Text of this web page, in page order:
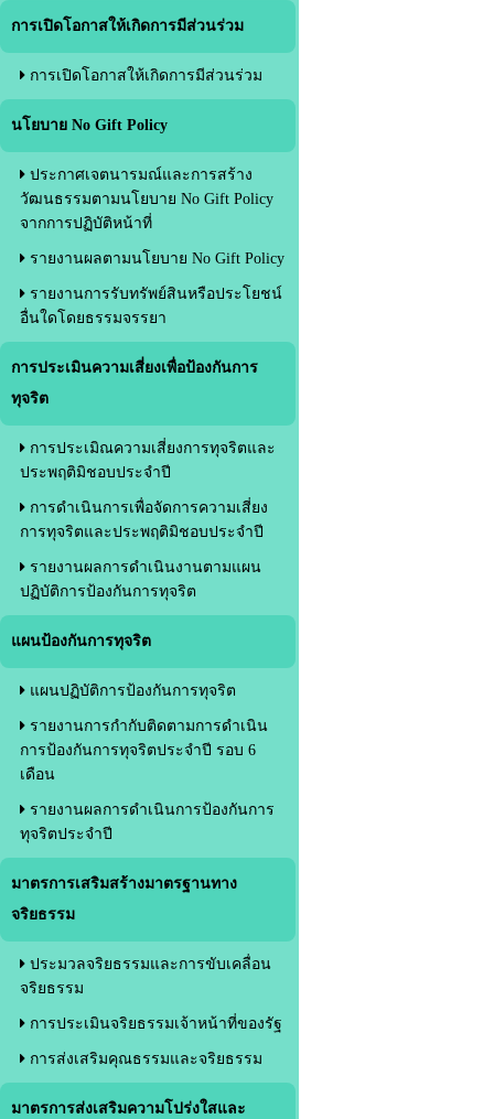
การเปิดโอกาสให้เกิดการมีส่วนร่วม
การเปิดโอกาสให้เกิดการมีส่วนร่วม
นโยบาย No Gift Policy
ประกาศเจตนารมณ์และการสร้าง
วัฒนธรรมตามนโยบาย No Gift Policy
จากการปฏิบัติหน้าที่
รายงานผลตามนโยบาย No Gift Policy
รายงานการรับทรัพย์สินหรือประโยชน์
อื่นใดโดยธรรมจรรยา
การประเมินความเสี่ยงเพื่อป้องกันการ
ทุจริต
การประเมิณความเสี่ยงการทุจริตและ
ประพฤติมิชอบประจำปี
การดำเนินการเพื่อจัดการความเสี่ยง
การทุจริตและประพฤติมิชอบประจำปี
รายงานผลการดำเนินงานตามแผน
ปฏิบัติการป้องกันการทุจริต
แผนป้องกันการทุจริต
แผนปฏิบัติการป้องกันการทุจริต
รายงานการกำกับติดตามการดำเนิน
การป้องกันการทุจริตประจำปี รอบ 6
เดือน
รายงานผลการดำเนินการป้องกันการ
ทุจริตประจำปี
มาตรการเสริมสร้างมาตรฐานทาง
จริยธรรม
ประมวลจริยธรรมและการขับเคลื่อน
จริยธรรม
การประเมินจริยธรรมเจ้าหน้าที่ของรัฐ
การส่งเสริมคุณธรรมและจริยธรรม
มาตรการส่งเสริมความโปร่งใสและ